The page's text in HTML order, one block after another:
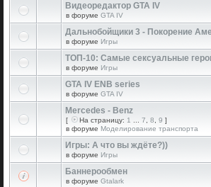
Видеоредактор GTA IV
в форуме GTA IV
Дальнобойщики 3 - Покорение
в форуме Игры
ТОП-10: Самые сексуальные
в форуме Игры
GTA IV ENB series
в форуме GTA IV
Mercedes - Benz
[ На страницу: 1 7 8 9 ]
в форуме Моделирование транспорта
Игры: А что вы ждёте?))
в форуме Игры
Баннерообмен
в форуме Gtalark